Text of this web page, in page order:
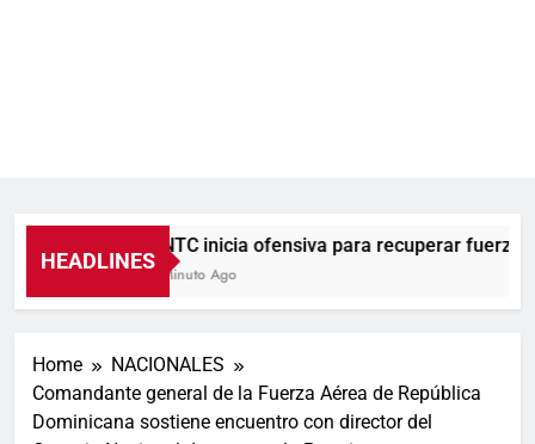
HEADLINES
UNTC inicia ofensiva para recuperar fuerza
1 Minuto Ago
Home
NACIONALES
Comandante general de la Fuerza Aérea de República
Dominicana sostiene encuentro con director del